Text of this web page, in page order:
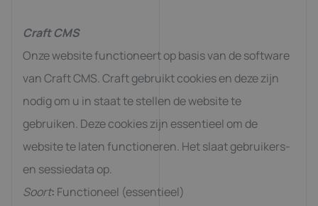
Craft CMS
Onze website functioneert op basis van de software
van Craft CMS. Craft gebruikt cookies en deze zijn
nodig om u in staat te stellen de website te
gebruiken. Deze cookies zijn essentieel om de
website te laten functioneren. Het slaat gebruikers-
en sessiedata op.
Soort: Functioneel (essentieel)